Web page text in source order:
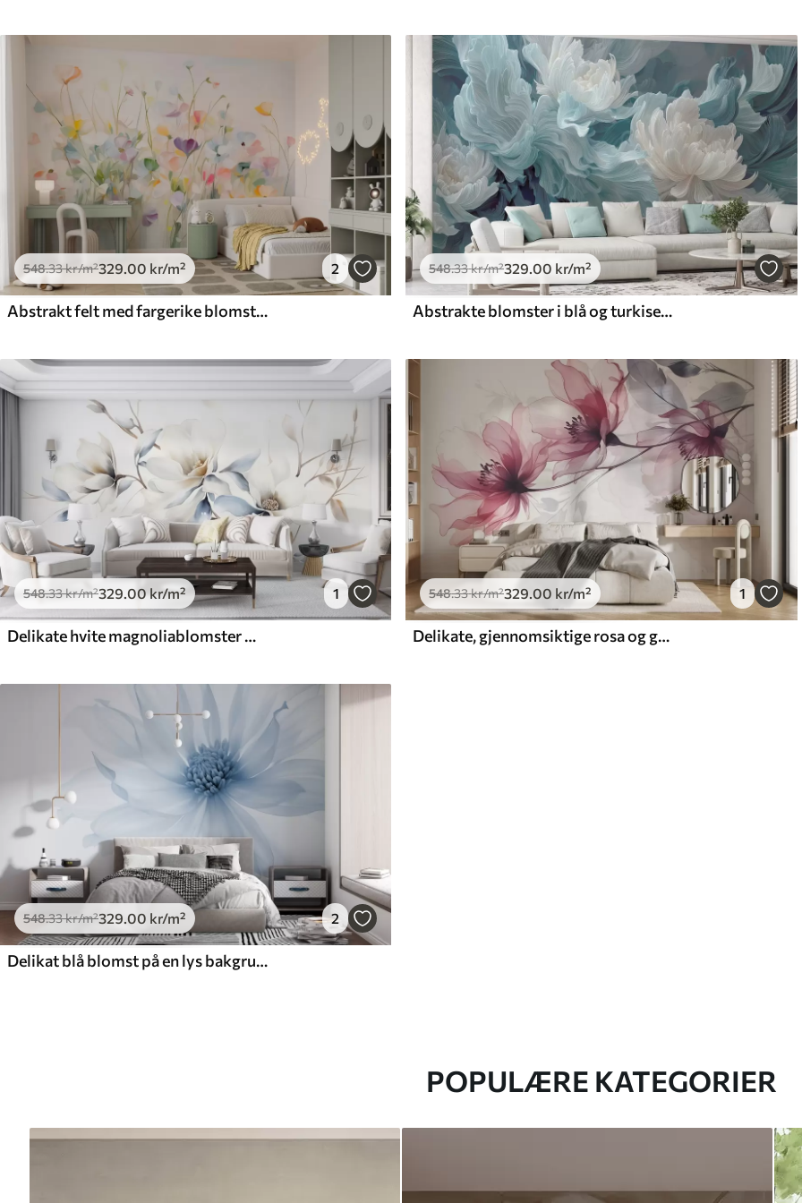
548.33kr/m²329.00 kr/m² 2
Abstrakt felt med fargerike blomster med lange stilker og grønne blader, strukturert, pastellfarger, lyse farger
548.33kr/m²329.00 kr/m²
Abstrakte blomster i blå og turkise nyanser
548.33kr/m²329.00kr/m² 1
Delikate hvite magnoliablomster med myke blå kronblader mot en lys akvarellbakgrunn som imiterer minimalisme
548.33kr/m²329.00 kr/m² 1
Delikate, gjennomsiktige rosa og grå blomster med myke, uskarpe kronblader på hvit bakgrunn
548.33kr/m²329 .00 kr/m² 2
Delikat blå blomst på en lys bakgrunn
POPULÆRE KATEGORIER